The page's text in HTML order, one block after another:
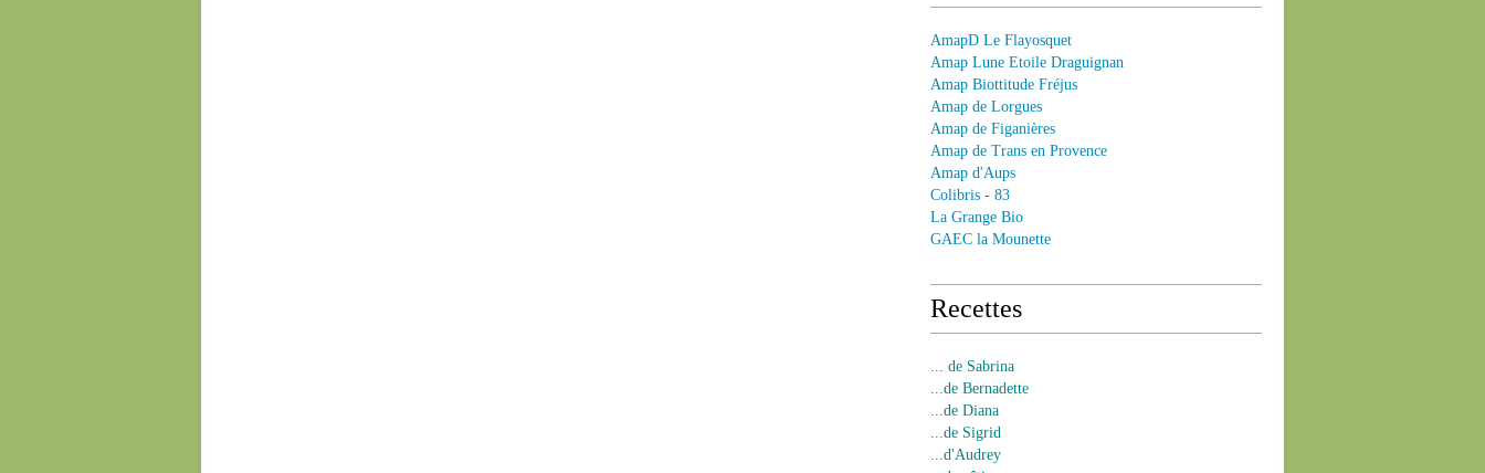
AmapD Le Flayosquet
Amap Lune Etoile Draguignan
Amap Biottitude Fréjus
Amap de Lorgues
Amap de Figanières
Amap de Trans en Provence
Amap d'Aups
Colibris - 83
La Grange Bio
GAEC la Mounette
Recettes
... de Sabrina
...de Bernadette
...de Diana
...de Sigrid
...d'Audrey